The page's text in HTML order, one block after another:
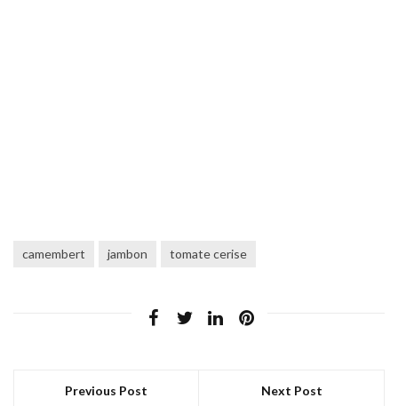
camembert jambon tomate cerise
Previous Post Next Post